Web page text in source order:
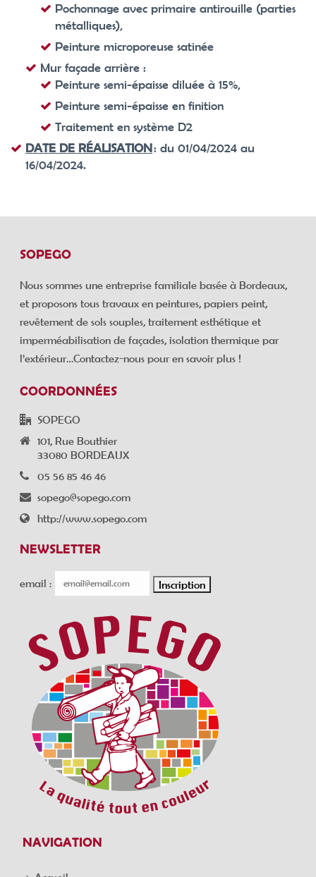
Pochonnage avec primaire antirouille (parties
métalliques),
Peinture microporeuse satinée
Mur façade arrière :
Peinture semi-épaisse diluée à 15%,
Peinture semi-épaisse en finition
Traitement en système D2
DATE DE RÉALISATION: du 01/04/2024 au
16/04/2024.
SOPEGO
Nous sommes une entreprise familiale basée à Bordeaux,
et proposons tous travaux en peintures, papiers peint,
revêtement de sols souples, traitement esthétique et
imperméabilisation de façades, isolation thermique par
l’extérieur…Contactez-nous pour en savoir plus !
COORDONNÉES
SOPEGO
101, Rue Bouthier
33080 BORDEAUX
05 56 85 46 46
sopego@sopego.com
http://www.sopego.com
NEWSLETTER
email :
NAVIGATION